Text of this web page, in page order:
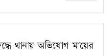
থানায় অভিযোগ মায়ের